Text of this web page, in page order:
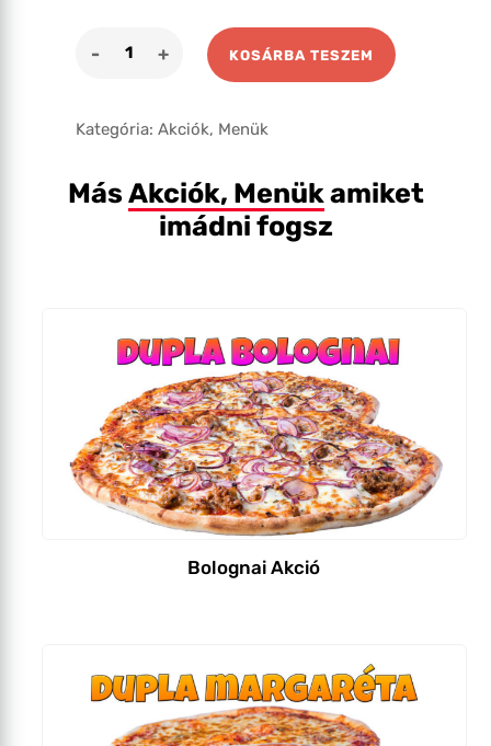
KOSÁRBA TESZEM
Kategória: Akciók, Menük
MásAkciók, Menükamiket
imádni fogsz
Bolognai Akció